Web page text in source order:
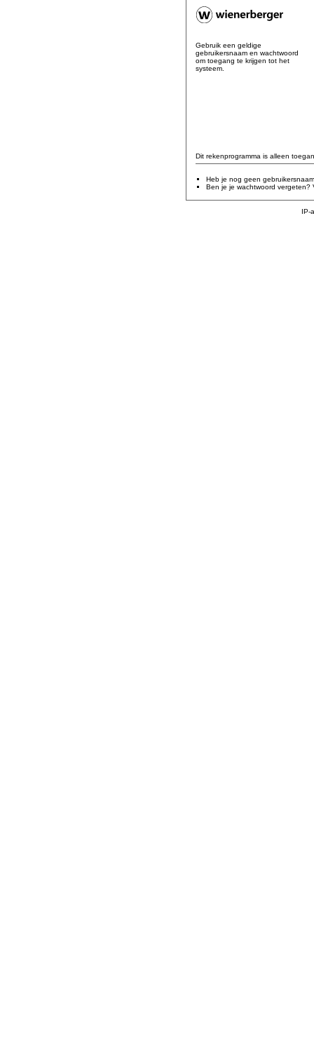
Gebruik een geldige
gebruikersnaam en wachtwoord
om toegang te krijgen tot het
systeem.
Dit rekenprogramma is alleen
Heb je nog geen
Ben je je wachtwoord
IP-